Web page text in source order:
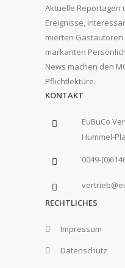
Aktuelle
Ereignisse,
mierten
markanten
News machen den
Pflichtlektüre.
KONTAKT
EuBuCo
Hummel-
0049-
RECHTLICHES
Impressum
Datenschutz